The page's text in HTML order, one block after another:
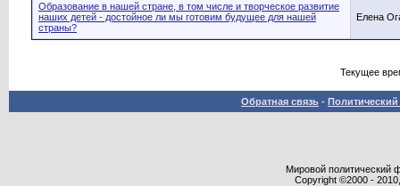
Образование в нашей стране, в том числе и творческое развитие
наших детей - достойное ли мы готовим будущее для нашей
страны?
Елена
Текущее
Обратная связь -
Мировой политический
Copyright ©2000 -